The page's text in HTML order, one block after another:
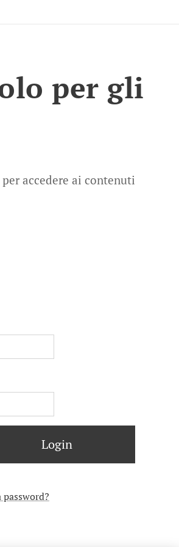
per gli
accedere ai contenuti
Login